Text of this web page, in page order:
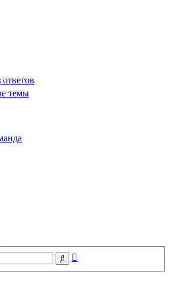
темы
Поиск